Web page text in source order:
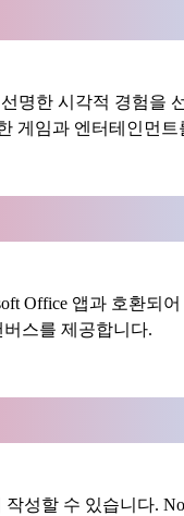
명한 시각적 경험을
게임과 엔터테인먼트
Office 앱과 호환되
스를 제공합니다.
성할 수 있습니다.